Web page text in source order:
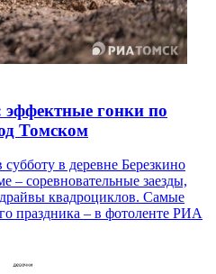
эффектные гонки по
Томском
в деревне Березкино
– соревновательные заезды,
квадроциклов. Самые
праздника – в фотоленте РИА